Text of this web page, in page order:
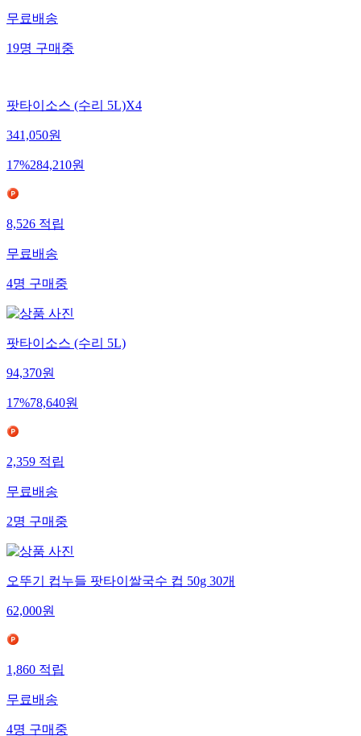
무료배송
19명 구매중
팟타이소스 (수리 5L)X4
341,050원
17%284,210원
8,526적립
무료배송
4명구매중
팟타이소스 (수리 5L)
94,370원
17%78,640원
2,359적립
무료배송
2명구매중
오뚜기 컵누들 팟타이쌀국수 컵 50g 30개
62,000원
1,860적립
무료배송
4명구매중